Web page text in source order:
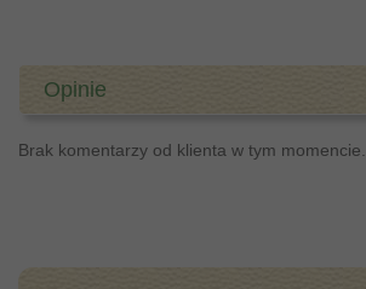
Opinie
Brak komentarzy od klienta w tym momencie.